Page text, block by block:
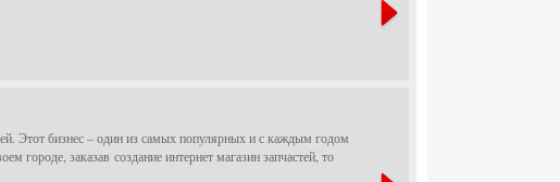
Этот бизнес – один из самых популярных и с каждым годом
городе, заказав создание интернет магазин запчастей, то